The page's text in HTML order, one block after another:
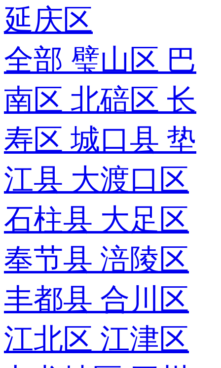
延庆区
全部 璧山区 巴
南区 北碚区 长
寿区 城口县 垫
江县 大渡口区
石柱县 大足区
奉节县 涪陵区
丰都县 合川区
江北区 江津区